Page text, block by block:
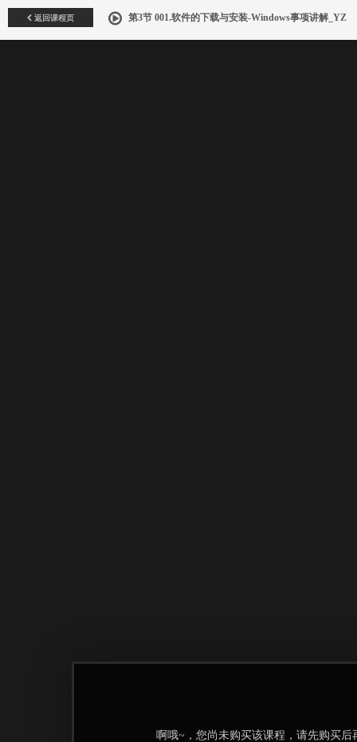
返回课程页 第3节 001.软件的下载与安装-Windows事项讲解_YZ
啊哦~，您尚未购买该课程，请先购买后